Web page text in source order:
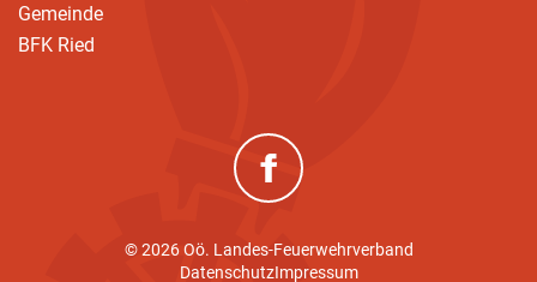
Gemeinde
BFK Ried
(neues Fenster)
© 2026 Oö. Landes-Feuerwehrverband
DatenschutzImpressum